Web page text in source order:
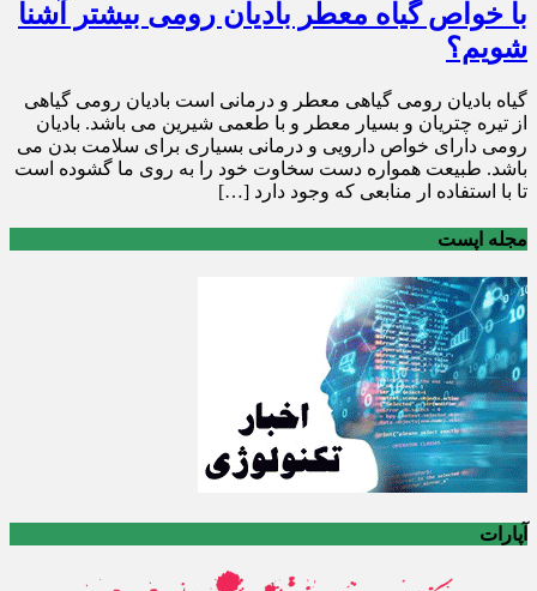
با خواص گیاه معطر بادیان رومی بیشتر آشنا
شویم؟
گیاه بادیان رومی گیاهی معطر و درمانی است بادیان رومی گیاهی
از تیره چتریان و بسیار معطر و با طعمی شیرین می باشد. بادیان
رومی دارای خواص دارویی و درمانی بسیاری برای سلامت بدن می
باشد. طبیعت همواره دست سخاوت خود را به روی ما گشوده است
تا با استفاده ار منابعی که وجود دارد […]
مجله اپست
آپارات